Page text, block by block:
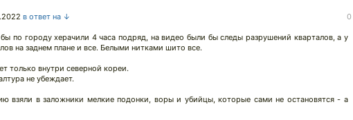
в ответ на ↓ 0
по городу херачили 4 часа подряд, на видео были бы следы разрушений кварталов, а у
на заднем плане и все. Белыми нитками шито все.
только внутри северной кореи.
не убеждает.
взяли в заложники мелкие подонки, воры и убийцы, которые сами не остановятся - а